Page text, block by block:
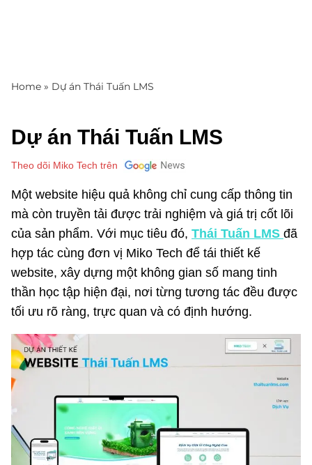
Home » Dự án Thái Tuấn LMS
Dự án Thái Tuấn LMS
Theo dõi Miko Tech trên
Một website hiệu quả không chỉ cung cấp thông tin
mà còn truyền tải được trải nghiệm và giá trị cốt lõi
của sản phẩm. Với mục tiêu đó, Thái Tuấn LMS đã
hợp tác cùng đơn vị Miko Tech để tái thiết kế
website, xây dựng một không gian số mang tinh
thần học tập hiện đại, nơi từng tương tác đều được
tối ưu rõ ràng, trực quan và có định hướng.